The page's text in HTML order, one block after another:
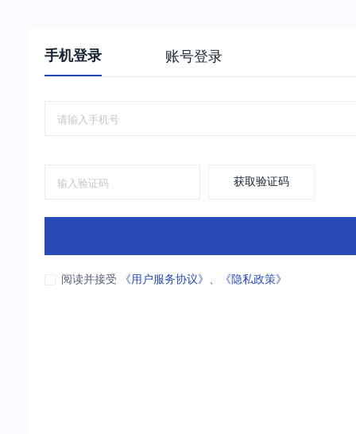
手机登录 账号登录
获取验证码
阅读并接受 《用户服务协议》 、 《隐私政策》